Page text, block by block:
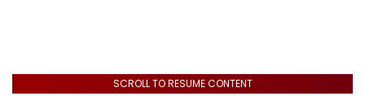
SCROLL TO RESUME CONTENT